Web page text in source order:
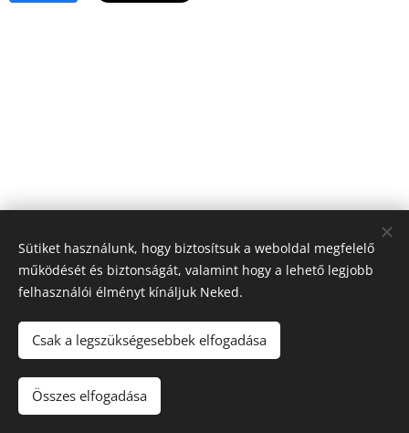
© 2026 SUP the Lifestlye | Minden jog fenntartva
Az oldalt a
Sütiket használunk, hogy biztosítsuk a weboldal megfelelő
működését és biztonságát, valamint hogy a lehető legjobb
felhasználói élményt kínáljuk Neked.
Csak a legszükségesebbek elfogadása
Összes elfogadása